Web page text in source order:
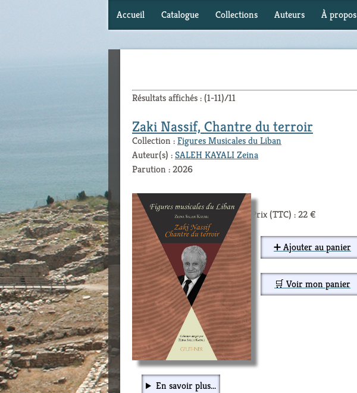
Accueil Catalogue Collections Auteurs À propos
Résultats affichés : (1-11)/11
Zaki Nassif, Chantre du terroir
Collection :Figures Musicales du Liban
Auteur(s) :SALEH KAYALI Zeina
Parution : 2026
Prix (TTC) : 22 €
➕ Ajouter au panier
🛒 Voir mon panier
En savoir plus...